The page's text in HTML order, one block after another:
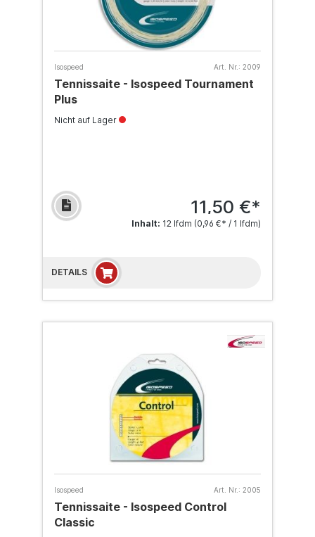
Isospeed Art. Nr.: 2009
Tennissaite - Isospeed Tournament
Plus
Nicht auf Lager
11,50 €*
Inhalt: 12 lfdm (0,96 €* / 1 lfdm)
DETAILS
Isospeed Art. Nr.: 2005
Tennissaite - Isospeed Control
Classic